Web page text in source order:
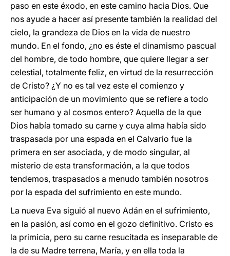
paso en este éxodo, en este camino hacia Dios. Que
nos ayude a hacer así presente también la realidad del
cielo, la grandeza de Dios en la vida de nuestro
mundo. En el fondo, ¿no es éste el dinamismo pascual
del hombre, de todo hombre, que quiere llegar a ser
celestial, totalmente feliz, en virtud de la resurrección
de Cristo? ¿Y no es tal vez este el comienzo y
anticipación de un movimiento que se refiere a todo
ser humano y al cosmos entero? Aquella de la que
Dios había tomado su carne y cuya alma había sido
traspasada por una espada en el Calvario fue la
primera en ser asociada, y de modo singular, al
misterio de esta transformación, a la que todos
tendemos, traspasados a menudo también nosotros
por la espada del sufrimiento en este mundo.
La nueva Eva siguió al nuevo Adán en el sufrimiento,
en la pasión, así como en el gozo definitivo. Cristo es
la primicia, pero su carne resucitada es inseparable de
la de su Madre terrena, María, y en ella toda la